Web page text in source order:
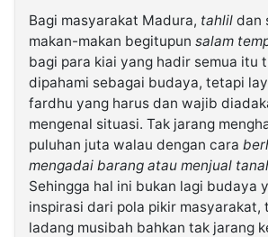
Bagi masyarakat Madura, tahlil dan
makan-makan begitupun salam
bagi para kiai yang hadir semua itu
dipahami sebagai budaya, tetapi
fardhu yang harus dan wajib
mengenal situasi. Tak jarang
puluhan juta walau dengan cara
mengadai barang atau menjual
Sehingga hal ini bukan lagi budaya
inspirasi dari pola pikir masyarakat,
ladang musibah bahkan tak jarang